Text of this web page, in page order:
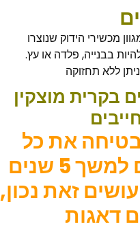
מכשירי הידוק שנוצרו
בבנייה, פלדה או עץ.
בקרית מוצקין
את כל
התקנות רשת יונים למשך 5 שנים
זאת נכון,